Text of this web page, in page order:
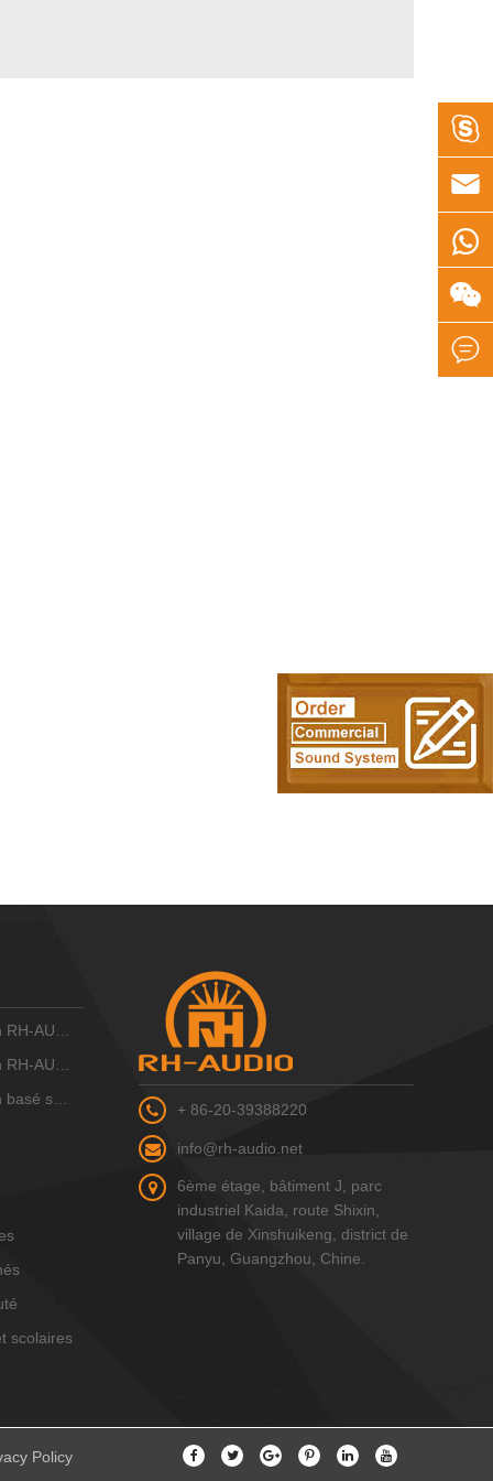
10 ZONE
16 zones
AUDIO
scolaires
+ 86-20-39388220
info@rh-audio.net
6ème étage, bâtiment J, parc
industriel Kaida, route Shixin,
village de Xinshuikeng, district de
Panyu, Guangzhou, Chine.
Policy




